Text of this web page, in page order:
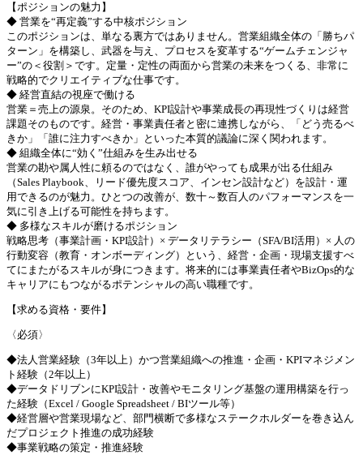
【ポジションの魅力】
◆ 営業を“再定義”する中核ポジション
このポジションは、単なる裏方ではありません。営業組織全体の「勝ちパ
ターン」を構築し、武器を与え、プロセスを変革する“ゲームチェンジャ
ー”の＜役割＞です。定量・定性の両面から営業の未来をつくる、非常に
戦略的でクリエイティブな仕事です。
◆ 経営直結の視座で働ける
営業＝売上の源泉。そのため、KPI設計や事業成長の再現性づくりは経営
課題そのものです。経営・事業責任者と密に連携しながら、「どう売るべ
きか」「誰に注力すべきか」といった本質的議論に深く関われます。
◆ 組織全体に“効く”仕組みを生み出せる
営業の勘や属人性に頼るのではなく、誰がやっても成果が出る仕組み
（Sales Playbook、リード優先度スコア、インセン設計など）を設計・運
用できるのが魅力。ひとつの改善が、数十～数百人のパフォーマンスを一
気に引き上げる可能性を持ちます。
◆ 多様なスキルが磨けるポジション
戦略思考（事業計画・KPI設計）× データリテラシー（SFA/BI活用）× 人の
行動変容（教育・オンボーディング）という、経営・企画・現場支援すべ
てにまたがるスキルが身につきます。将来的には事業責任者やBizOps的な
キャリアにもつながるポテンシャルの高い職種です。
【求める資格・要件】
〈必須〉
◆法人営業経験（3年以上）かつ営業組織への推進・企画・KPIマネジメン
ト経験（2年以上）
◆データドリブンにKPI設計・改善やモニタリング基盤の運用構築を行っ
た経験（Excel / Google Spreadsheet / BIツール等）
◆経営層や営業現場など、部門横断で多様なステークホルダーを巻き込ん
だプロジェクト推進の成功経験
◆事業戦略の策定・推進経験